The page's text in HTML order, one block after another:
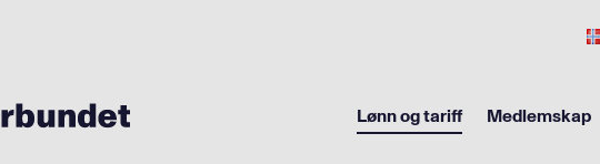
Lønn og tariff Medlemskap